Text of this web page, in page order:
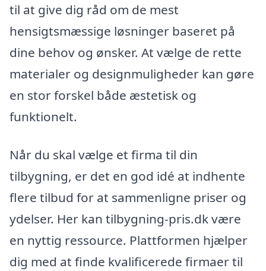
til at give dig råd om de mest
hensigtsmæssige løsninger baseret på
dine behov og ønsker. At vælge de rette
materialer og designmuligheder kan gøre
en stor forskel både æstetisk og
funktionelt.
Når du skal vælge et firma til din
tilbygning, er det en god idé at indhente
flere tilbud for at sammenligne priser og
ydelser. Her kan tilbygning-pris.dk være
en nyttig ressource. Plattformen hjælper
dig med at finde kvalificerede firmaer til